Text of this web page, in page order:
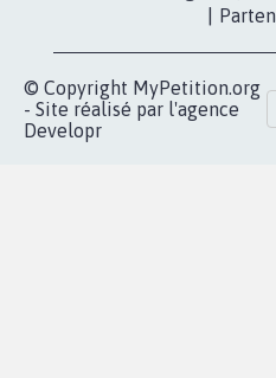
© Copyright MyPetition.org
- Site réalisé par l'agence
Developr